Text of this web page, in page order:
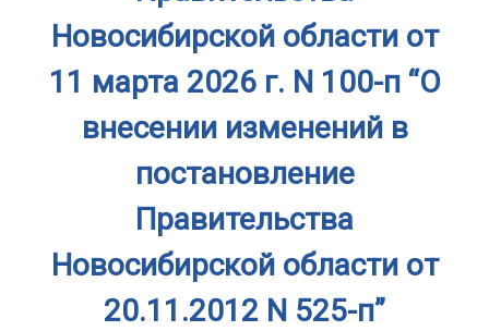
Новосибирской области от
11 марта 2026 г. N 100-п “О
внесении изменений в
постановление
Правительства
Новосибирской области от
20.11.2012 N 525-п”